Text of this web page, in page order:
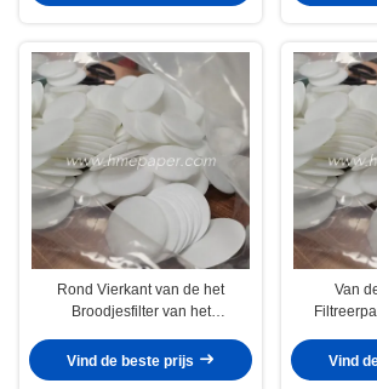
Rond Vierkant van de het
Broodjesfilter van het
Bladkatoen
Vind de beste prijs
Van
Vind